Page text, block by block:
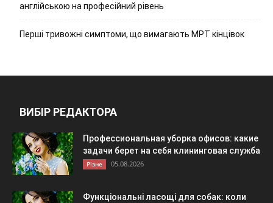
англійською на професійний рівень
Перші тривожні симптоми, що вимагають МРТ кінцівок
ВИБІР РЕДАКТОРА
Профессиональная уборка офисов: какие
задачи берет на себя клининговая служба
Різне 05.08.2026
Функціональні ласощі для собак: коли